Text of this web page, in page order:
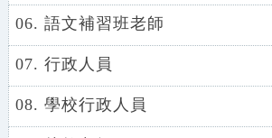
06. 語文補習班老師
07. 行政人員
08. 學校行政人員